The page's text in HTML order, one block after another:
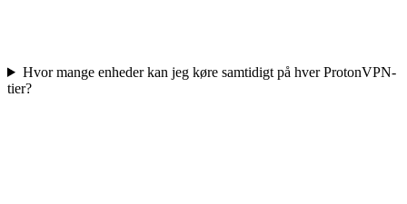
Hvor mange enheder kan jeg køre samtidigt på hver ProtonVPN-
tier?